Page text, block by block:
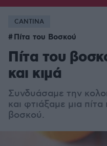
CANTINA
Πίτα του Βοσκού
Πίτα του
και κιμά
Συνδυάσαμε την
και φτιάξαμε μια
βοσκού.